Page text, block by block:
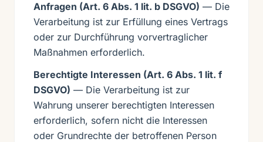
Anfragen (Art. 6 Abs. 1 lit. b DSGVO) — Die
Verarbeitung ist zur Erfüllung eines Vertrags
oder zur Durchführung vorvertraglicher
Maßnahmen erforderlich.
Berechtigte Interessen (Art. 6 Abs. 1 lit. f
DSGVO) — Die Verarbeitung ist zur
Wahrung unserer berechtigten Interessen
erforderlich, sofern nicht die Interessen
oder Grundrechte der betroffenen Person